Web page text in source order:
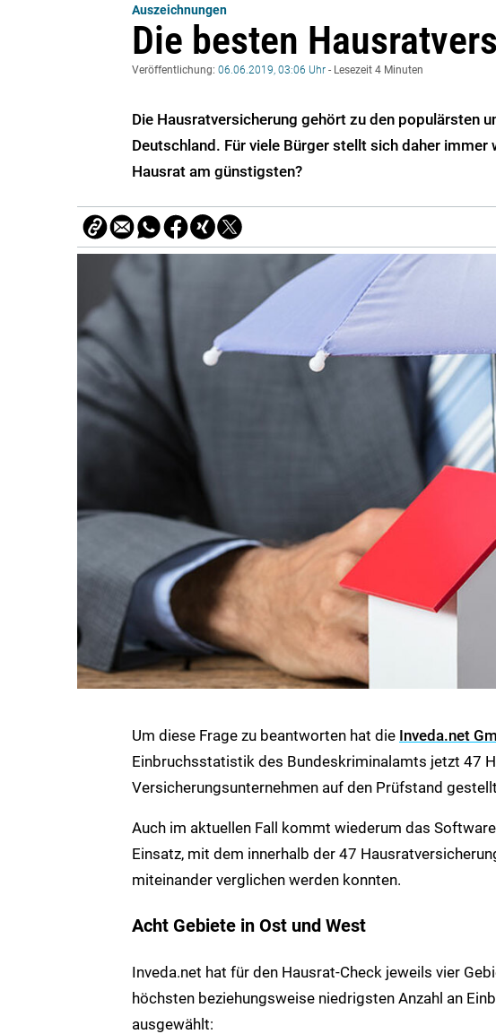
Auszeichnungen
Die besten
Veröffentlichung: 06.06.2019, 03:06 Uhr - Lesezeit 4 Minuten
Die Hausratversicherung gehört zu den populärsten
Deutschland. Für viele Bürger stellt sich daher
Hausrat am günstigsten?
Um diese Frage zu beantworten hat die Inveda.net
Einbruchsstatistik des Bundeskriminalamts jetzt 47
Versicherungsunternehmen auf den Prüfstand
Auch im aktuellen Fall kommt wiederum das
Einsatz, mit dem innerhalb der 47
miteinander verglichen werden konnten.
Acht Gebiete in Ost und West
Inveda.net hat für den Hausrat-Check jeweils vier
höchsten beziehungsweise niedrigsten Anzahl an
ausgewählt: